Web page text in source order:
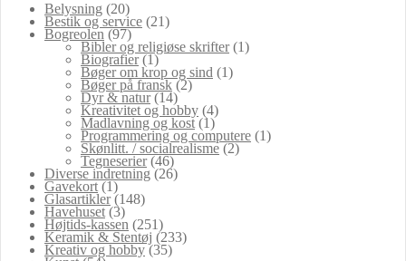
Belysning (20)
Bestik og service (21)
Bogreolen (97)
Bibler og religiøse skrifter (1)
Biografier (1)
Bøger om krop og sind (1)
Bøger på fransk (2)
Dyr & natur (14)
Kreativitet og hobby (4)
Madlavning og kost (1)
Programmering og computere (1)
Skønlitt. / socialrealisme (2)
Tegneserier (46)
Diverse indretning (26)
Gavekort (1)
Glasartikler (148)
Havehuset (3)
Højtids-kassen (251)
Keramik & Stentøj (233)
Kreativ og hobby (35)